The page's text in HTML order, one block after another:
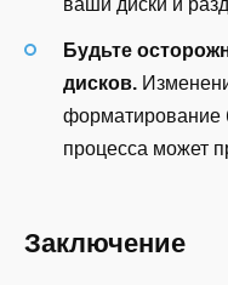
ваши диски и
Будьте
дисков.
форматирование
процесса может
Заключение